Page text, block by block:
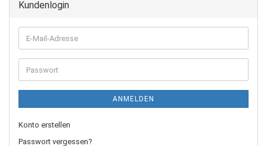
Kundenlogin
E-
Mail-
Adresse
Passwort
ANMELDEN
Konto erstellen
Passwort vergessen?